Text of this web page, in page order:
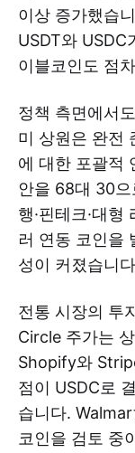
이상 증가했습
USDT와 USDC
이블코인도 점
정책 측면에서
미 상원은 완전
에 대한 포괄적
안을 68대 30으
행·핀테크·대
러 연동 코인을
성이 커졌습니
전통 시장의 투
Circle 주가는
Shopify와
점이 USDC로
습니다.
코인을 검토 중